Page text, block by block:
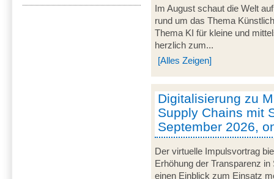
Im August schaut die Welt
rund um das Thema
Thema KI für kleine und
herzlich zum...
[Alles Zeigen]
Digitalisierung zu
Supply Chains mit
September 2026,
Der virtuelle Impulsvortrag
Erhöhung der Transparenz
einen Einblick zum Einsatz